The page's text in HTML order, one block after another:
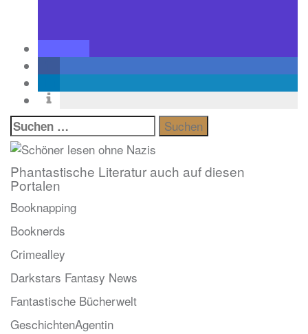
Suchen
nach:
Phantastische Literatur auch auf diesen
Portalen
Booknapping
Booknerds
Crimealley
Darkstars Fantasy News
Fantastische Bücherwelt
GeschichtenAgentin